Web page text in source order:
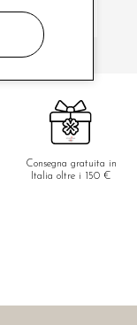
Consegna gratuita in
Italia oltre i 150 €